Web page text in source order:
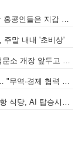
[홍콩뉴스] '관광객 지출 반토막' 속타는 홍콩... 정작 홍콩인들은 지갑 들고 해외로?
주말 내내 '초비상'
[홍콩교통] 1,000명 대거 동원...홍콩 정부, 신황강검문소 개장 앞두고 실전 훈련 돌입
[홍콩경제 ] 존 리 행정장관, 아세안 사무총장 면담… "무역·경제 협력 한층 강화한다"
[홍콩공항] "비행기 놓칠까 봐 조마조마?"…홍콩 공항 식당, AI 탑승시간 계산해 메뉴 추천해 준다